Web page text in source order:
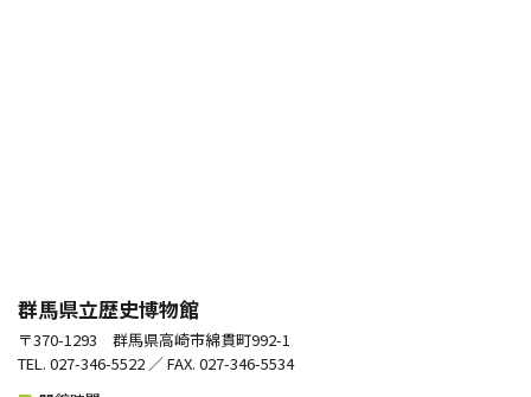
群馬県立歴史博物館
〒370-1293 群馬県高崎市綿貫町992-1
TEL. 027-346-5522 ／ FAX. 027-346-5534